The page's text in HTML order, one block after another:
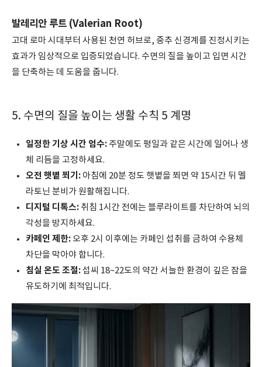
발레리안 루트 (Valerian Root)
고대 로마 시대부터 사용된 천연 허브로, 중추 신경계를 진정시키는
효과가 임상적으로 입증되었습니다. 수면의 질을 높이고 입면 시간
을 단축하는 데 도움을 줍니다.
5. 수면의 질을 높이는 생활 수칙 5 계명
일정한 기상 시간 엄수:주말에도 평일과 같은 시간에 일어나 생
체 리듬을 고정하세요.
오전 햇볕 쬐기: 아침에 20분 정도 햇볕을 쬐면 약 15시간 뒤 멜
라토닌 분비가 원활해집니다.
디지털 디톡스: 취침 1시간 전에는 블루라이트를 차단하여 뇌의
각성을 방지하세요.
카페인 제한:오후 2시 이후에는 카페인 섭취를 금하여 수용체
차단을 막아야 합니다.
침실 온도 조절:섭씨 18~22도의 약간 서늘한 환경이 깊은 잠을
유도하기에 최적입니다.